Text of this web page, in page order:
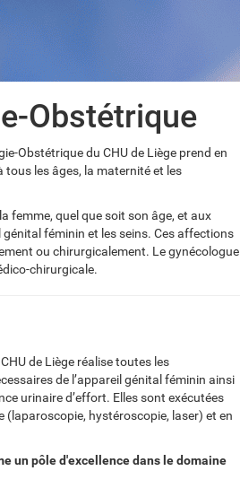
Obstétrique
Obstétrique du CHU de Liège prend en
tous les âges, la maternité et les
femme, quel que soit son âge, et aux
féminin et les seins. Ces affections
ou chirurgicalement. Le gynécologue
chirurgicale.
de Liège réalise toutes les
de l’appareil génital féminin ainsi
urinaire d’effort. Elles sont exécutées
(laparoscopie, hystéroscopie, laser) et en
un pôle d'excellence dans le domaine